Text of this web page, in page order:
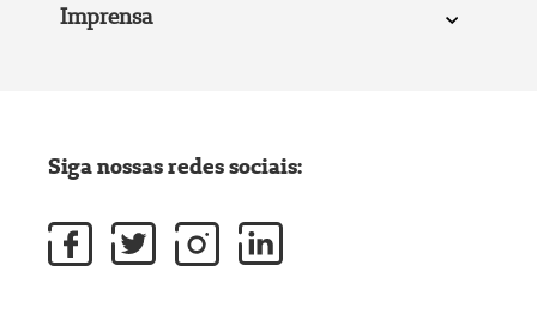
Imprensa
Siga nossas redes sociais: